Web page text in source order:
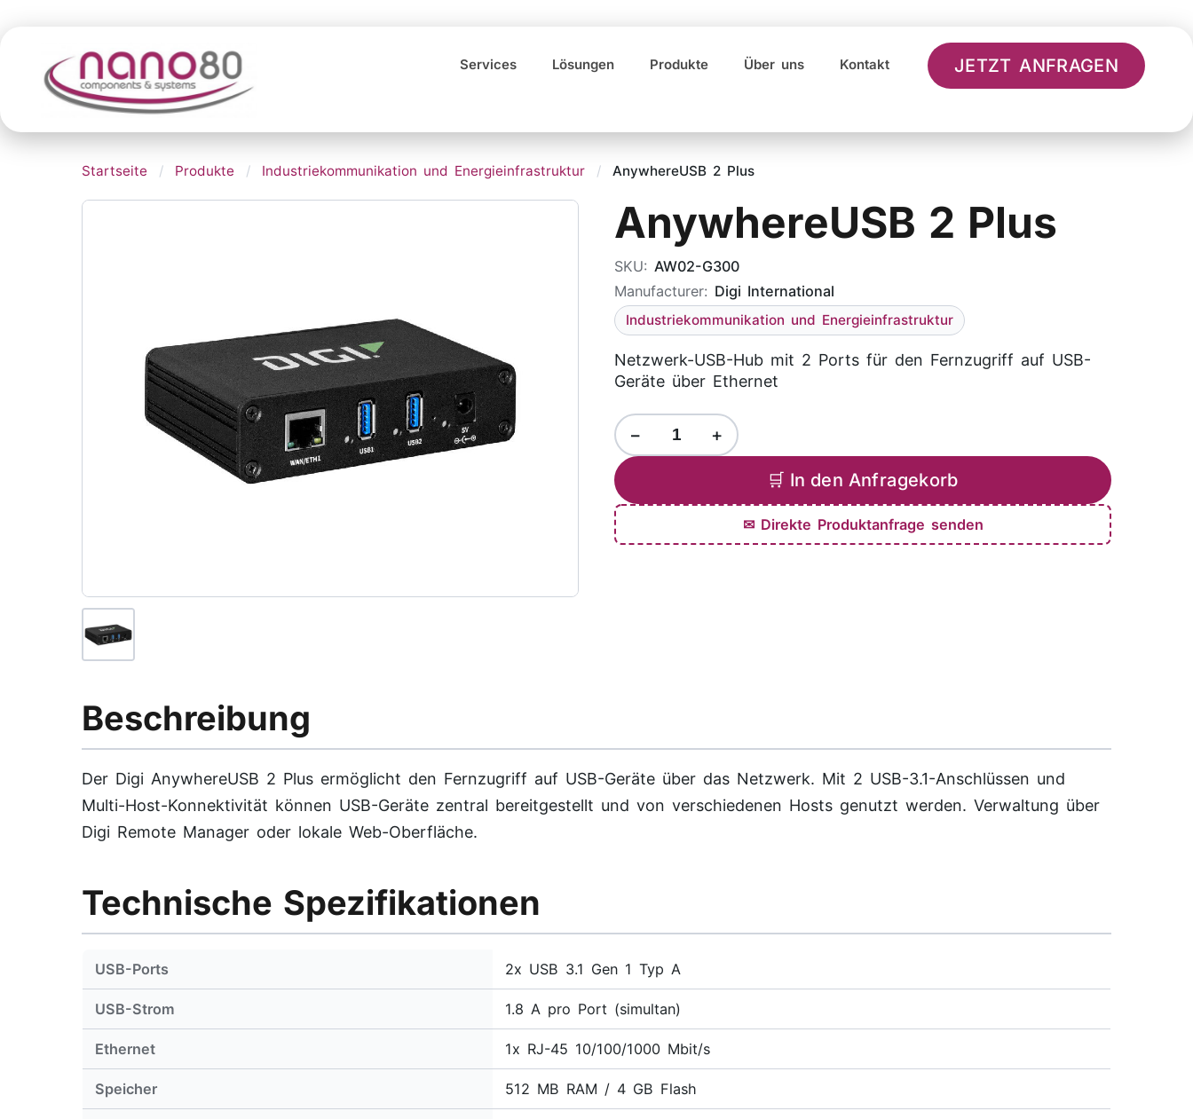
Services Lösungen Produkte Über uns Kontakt JETZT ANFRAGEN
Startseite / Produkte / Industriekommunikation und Energieinfrastruktur / AnywhereUSB 2 Plus
AnywhereUSB 2 Plus
SKU: AW02-G300
Manufacturer: Digi International
Industriekommunikation und Energieinfrastruktur
Netzwerk-USB-Hub mit 2 Ports für den Fernzugriff auf USB-
Geräte über Ethernet
− +
🛒 In den Anfragekorb
✉ Direkte Produktanfrage senden
Beschreibung
Der Digi AnywhereUSB 2 Plus ermöglicht den Fernzugriff auf USB-Geräte über das Netzwerk. Mit 2 USB-3.1-Anschlüssen und
Multi-Host-Konnektivität können USB-Geräte zentral bereitgestellt und von verschiedenen Hosts genutzt werden. Verwaltung über
Digi Remote Manager oder lokale Web-Oberfläche.
Technische Spezifikationen
USB-Ports 2x USB 3.1 Gen 1 Typ A
USB-Strom 1.8 A pro Port (simultan)
Ethernet 1x RJ-45 10/100/1000 Mbit/s
Speicher 512 MB RAM / 4 GB Flash